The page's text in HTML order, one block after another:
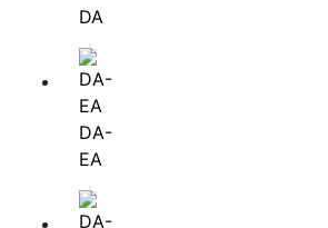
DA
DА-
ЕA